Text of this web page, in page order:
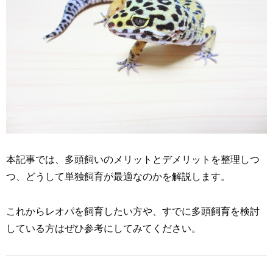
本記事では、多頭飼いのメリットとデメリットを整理しつ
つ、どうして単独飼育が最適なのかを解説します。
これからレオパを飼育したい方や、すでに多頭飼育を検討
している方はぜひ参考にしてみてください。